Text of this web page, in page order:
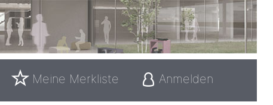
Meine Merkliste Anmelden